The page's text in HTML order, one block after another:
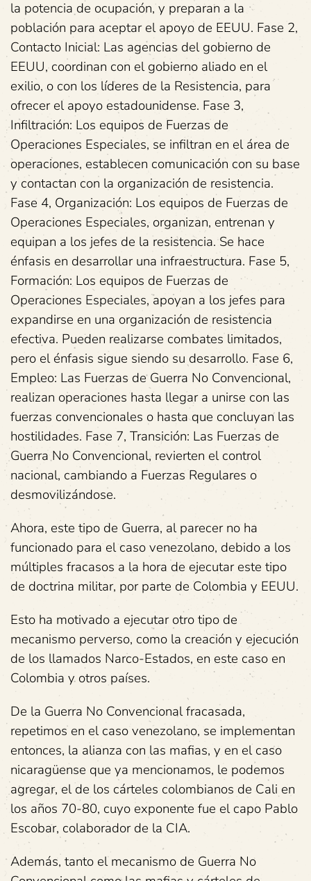
la potencia de ocupación, y preparan a la
población para aceptar el apoyo de EEUU. Fase 2,
Contacto Inicial: Las agencias del gobierno de
EEUU, coordinan con el gobierno aliado en el
exilio, o con los líderes de la Resistencia, para
ofrecer el apoyo estadounidense. Fase 3,
Infiltración: Los equipos de Fuerzas de
Operaciones Especiales, se infiltran en el área de
operaciones, establecen comunicación con su base
y contactan con la organización de resistencia.
Fase 4, Organización: Los equipos de Fuerzas de
Operaciones Especiales, organizan, entrenan y
equipan a los jefes de la resistencia. Se hace
énfasis en desarrollar una infraestructura. Fase 5,
Formación: Los equipos de Fuerzas de
Operaciones Especiales, apoyan a los jefes para
expandirse en una organización de resistencia
efectiva. Pueden realizarse combates limitados,
pero el énfasis sigue siendo su desarrollo. Fase 6,
Empleo: Las Fuerzas de Guerra No Convencional,
realizan operaciones hasta llegar a unirse con las
fuerzas convencionales o hasta que concluyan las
hostilidades. Fase 7, Transición: Las Fuerzas de
Guerra No Convencional, revierten el control
nacional, cambiando a Fuerzas Regulares o
desmovilizándose.
Ahora, este tipo de Guerra, al parecer no ha
funcionado para el caso venezolano, debido a los
múltiples fracasos a la hora de ejecutar este tipo
de doctrina militar, por parte de Colombia y EEUU.
Esto ha motivado a ejecutar otro tipo de
mecanismo perverso, como la creación y ejecución
de los llamados Narco-Estados, en este caso en
Colombia y otros países.
De la Guerra No Convencional fracasada,
repetimos en el caso venezolano, se implementan
entonces, la alianza con las mafias, y en el caso
nicaragüense que ya mencionamos, le podemos
agregar, el de los cárteles colombianos de Cali en
los años 70-80, cuyo exponente fue el capo Pablo
Escobar, colaborador de la CIA.
Además, tanto el mecanismo de Guerra No